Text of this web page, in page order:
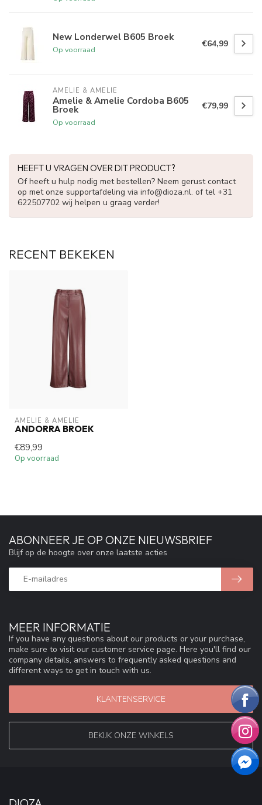
New Londerwel B605 Broek
Op voorraad
€64,99
AMELIE & AMELIE
Amelie & Amelie Cordoba B605
Broek
Op voorraad
€79,99
HEEFT U VRAGEN OVER DIT PRODUCT?
Of heeft u hulp nodig met bestellen? Neem gerust contact
op met onze supportafdeling via info@dioza.nl. of tel +31
622507702 wij helpen u graag verder!
RECENT BEKEKEN
AMELIE & AMELIE
ANDORRA BROEK
€89,99
Op voorraad
MEER INFORMATIE
If you have any questions about our products or your purchase,
make sure to visit our customer service page. Here you'll find our
company details, answers to frequently asked questions and
different ways to get in touch with us.
KLANTENSERVICE
BEKIJK ONZE WINKELS
ABONNEER JE OP ONZE NIEUWSBRIEF
Blijf op de hoogte over onze laatste acties